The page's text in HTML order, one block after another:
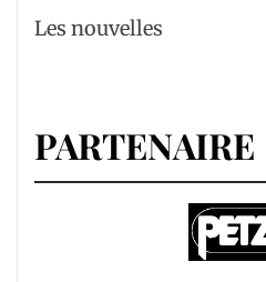
Les nouvelles
PARTENAIRE